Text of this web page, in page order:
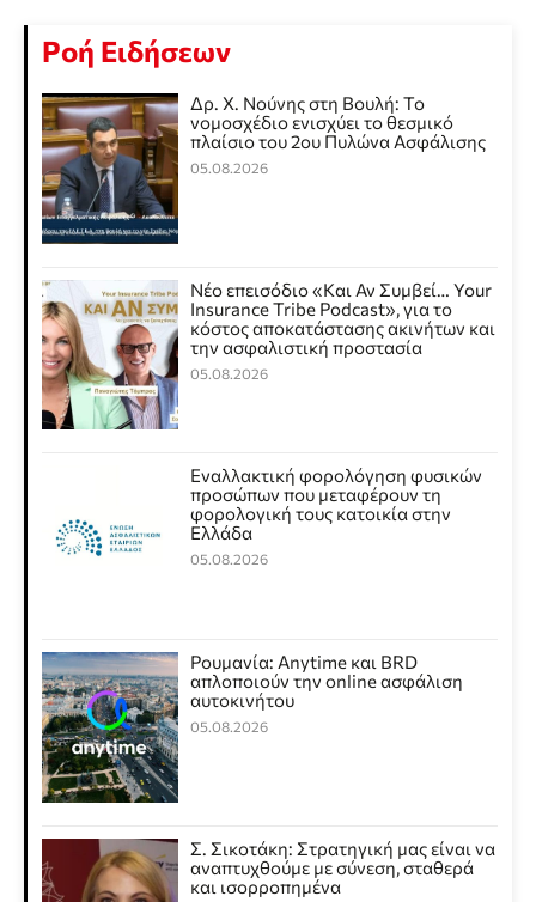
Ροή Ειδήσεων
Δρ. Χ. Νούνης στη Βουλή: Το
νομοσχέδιο ενισχύει το θεσμικό
πλαίσιο του 2ου Πυλώνα Ασφάλισης
05.08.2026
Νέο επεισόδιο «Και Αν Συμβεί… Your
Insurance Tribe Podcast», για το
κόστος αποκατάστασης ακινήτων και
την ασφαλιστική προστασία
05.08.2026
Εναλλακτική φορολόγηση φυσικών
προσώπων που μεταφέρουν τη
φορολογική τους κατοικία στην
Ελλάδα
05.08.2026
Ρουμανία: Anytime και BRD
απλοποιούν την online ασφάλιση
αυτοκινήτου
05.08.2026
Σ. Σικοτάκη: Στρατηγική μας είναι να
αναπτυχθούμε με σύνεση, σταθερά
και ισορροπημένα